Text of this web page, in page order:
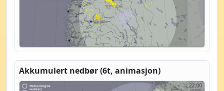
Akkumulert nedbør (6t, animasjon)